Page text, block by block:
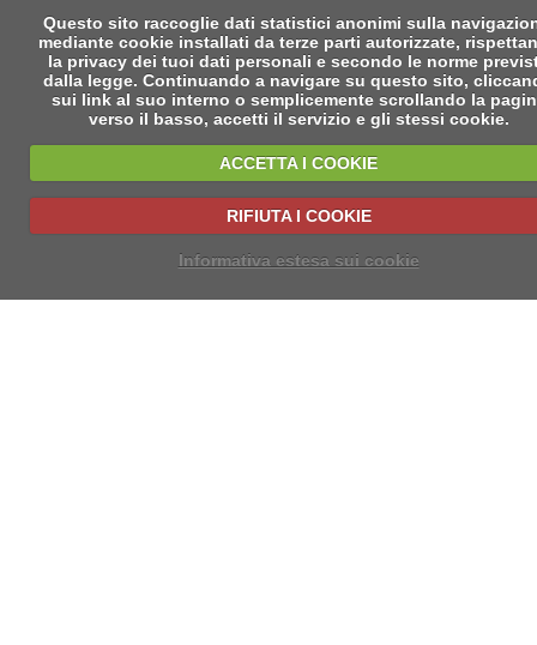
Questo sito raccoglie dati statistici anonimi sulla
mediante cookie installati da terze parti autorizzate,
la privacy dei tuoi dati personali e secondo le norme
dalla legge. Continuando a navigare su questo sito,
sui link al suo interno o semplicemente scrollando la
verso il basso, accetti il servizio e gli stessi cookie.
ACCETTA I COOKIE
RIFIUTA I COOKIE
Informativa estesa sui cookie